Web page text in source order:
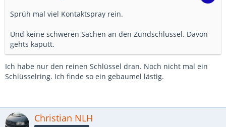
Sprüh mal viel Kontaktspray rein.
Und keine schweren Sachen an den Zündschlüssel. Davon
gehts kaputt.
Ich habe nur den reinen Schlüssel dran. Noch nicht mal ein
Schlüsselring. Ich finde so ein gebaumel lästig.
Christian NLH